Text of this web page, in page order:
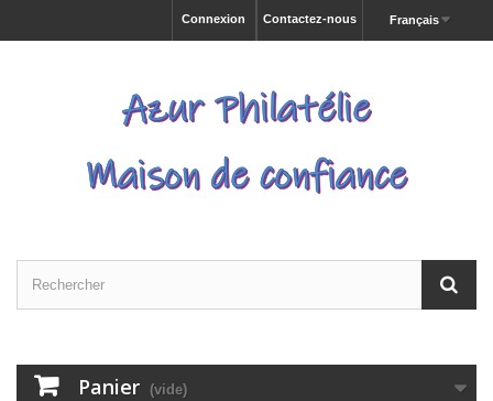
Français
Contactez-nous
Connexion
Panier (vide)